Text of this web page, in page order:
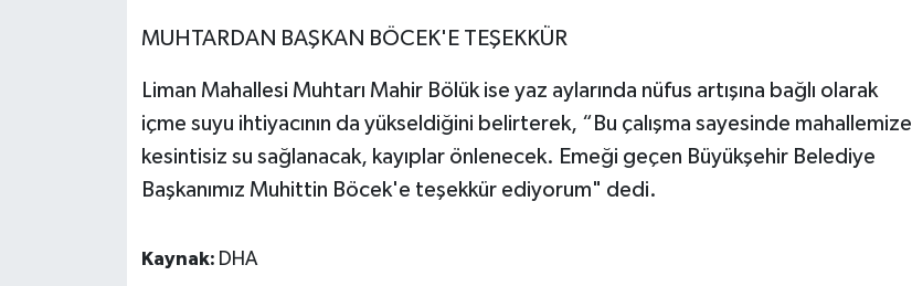
MUHTARDAN BAŞKAN BÖCEK'E TEŞEKKÜR
Liman Mahallesi Muhtarı Mahir Bölük ise yaz aylarında nüfus artışına bağlı olarak
içme suyu ihtiyacının da yükseldiğini belirterek, “Bu çalışma sayesinde mahallemize
kesintisiz su sağlanacak, kayıplar önlenecek. Emeği geçen Büyükşehir Belediye
Başkanımız Muhittin Böcek'e teşekkür ediyorum" dedi.
Kaynak: DHA